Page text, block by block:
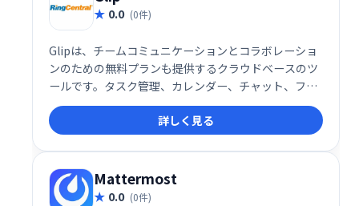
0.0 (0件)
Glipは、チームコミュニケーションとコラボレーショ
ンのための無料プランも提供するクラウドベースのツ
ールです。タスク管理、カレンダー、チャット、ファ
イル共有、ビデオ通話など、必要な機能を1つのプラ
ットフォームで提供。メールに頼らず、プロジェクト
管理やクライアントとの連携を効率化し、生産性を向
上させます。無料から利用可能ですので、まずはお試
しください。
詳しく見る
Mattermost
0.0 (0件)